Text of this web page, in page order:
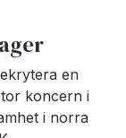
en
koncern i
i norra